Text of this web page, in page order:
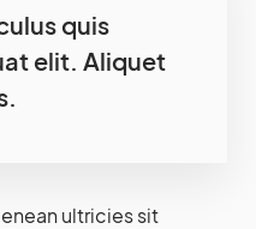
quis
elit. Aliquet
ultricies sit